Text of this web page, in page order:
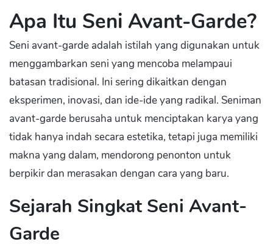
Apa Itu Seni Avant-Garde?
Seni avant-garde adalah istilah yang digunakan untuk
menggambarkan seni yang mencoba melampaui
batasan tradisional. Ini sering dikaitkan dengan
eksperimen, inovasi, dan ide-ide yang radikal. Seniman
avant-garde berusaha untuk menciptakan karya yang
tidak hanya indah secara estetika, tetapi juga memiliki
makna yang dalam, mendorong penonton untuk
berpikir dan merasakan dengan cara yang baru.
Sejarah Singkat Seni Avant-
Garde